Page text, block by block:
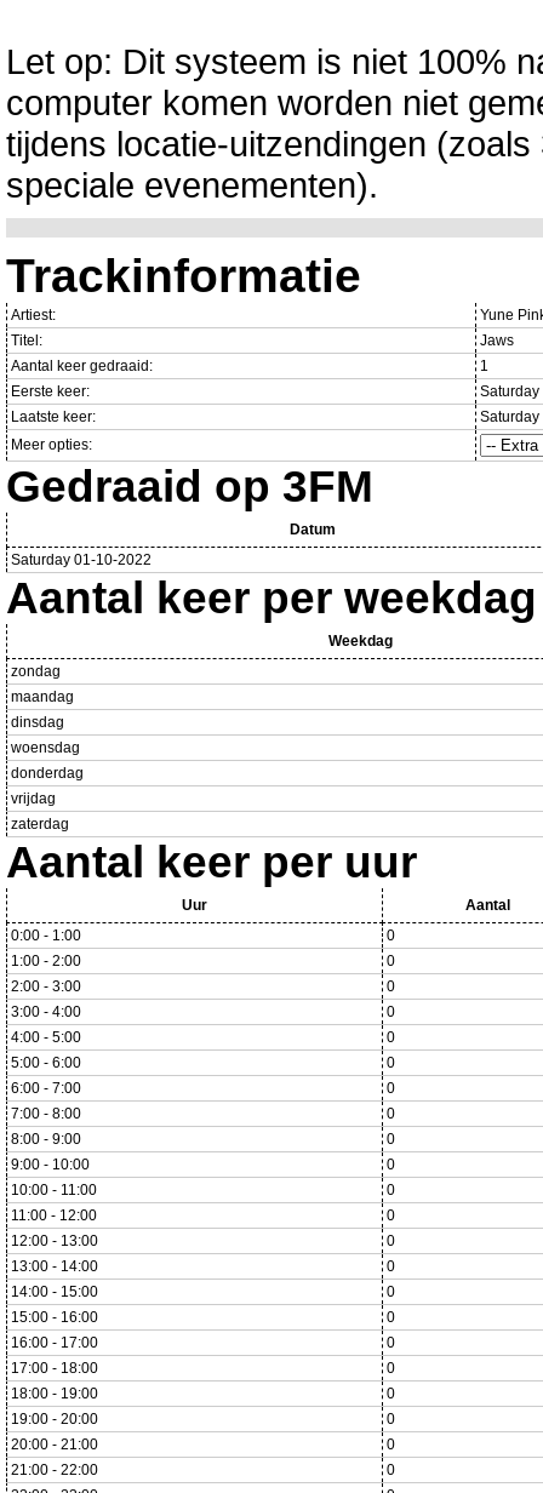
Let op: Dit systeem is niet 100%
computer komen worden niet
tijdens locatie-uitzendingen
speciale evenementen).
Trackinformatie
Artiest:
Yune
Titel:
Jaws
Aantal keer gedraaid:
1
Eerste keer:
Laatste keer:
Meer opties:
Gedraaid op 3FM
Datum
Saturday 01-10-2022
Aantal keer per weekdag
Weekdag
zondag
maandag
dinsdag
woensdag
donderdag
vrijdag
zaterdag
Aantal keer per uur
Uur
Aantal
0:00 - 1:00
0
1:00 - 2:00
0
2:00 - 3:00
0
3:00 - 4:00
0
4:00 - 5:00
0
5:00 - 6:00
0
6:00 - 7:00
0
7:00 - 8:00
0
8:00 - 9:00
0
9:00 - 10:00
0
10:00 - 11:00
0
11:00 - 12:00
0
12:00 - 13:00
0
13:00 - 14:00
0
14:00 - 15:00
0
15:00 - 16:00
0
16:00 - 17:00
0
17:00 - 18:00
0
18:00 - 19:00
0
19:00 - 20:00
0
20:00 - 21:00
0
21:00 - 22:00
0